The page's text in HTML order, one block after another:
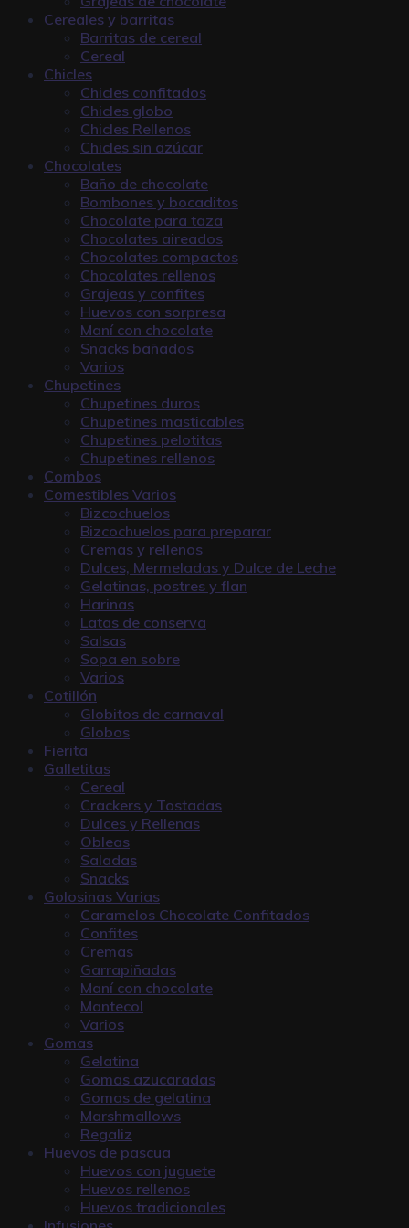
Cereales y barritas
Barritas de cereal
Cereal
Chicles
Chicles confitados
Chicles globo
Chicles Rellenos
Chicles sin azúcar
Chocolates
Baño de chocolate
Bombones y bocaditos
Chocolate para taza
Chocolates aireados
Chocolates compactos
Chocolates rellenos
Grajeas y confites
Huevos con sorpresa
Maní con chocolate
Snacks bañados
Varios
Chupetines
Chupetines duros
Chupetines masticables
Chupetines pelotitas
Chupetines rellenos
Combos
Comestibles Varios
Bizcochuelos
Bizcochuelos para preparar
Cremas y rellenos
Dulces, Mermeladas y Dulce de Leche
Gelatinas, postres y flan
Harinas
Latas de conserva
Salsas
Sopa en sobre
Varios
Cotillón
Globitos de carnaval
Globos
Fierita
Galletitas
Cereal
Crackers y Tostadas
Dulces y Rellenas
Obleas
Saladas
Snacks
Golosinas Varias
Caramelos Chocolate Confitados
Confites
Cremas
Garrapiñadas
Maní con chocolate
Mantecol
Varios
Gomas
Gelatina
Gomas azucaradas
Gomas de gelatina
Marshmallows
Regaliz
Huevos de pascua
Huevos con juguete
Huevos rellenos
Huevos tradicionales